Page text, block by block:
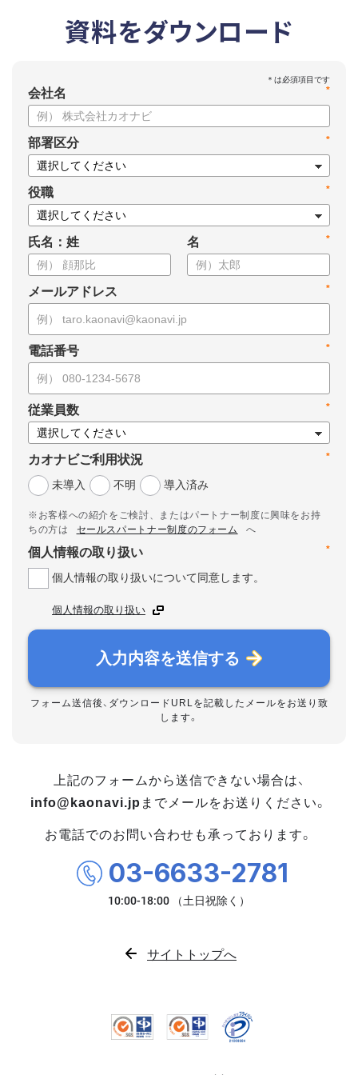
資料をダウンロード
*
会社名
*
部署区分
*
役職
氏名：姓 *
名
*
メールアドレス
*
電話番号
*
従業員数
*
カオナビご利用状況
未導入
不明 導入済み
※お客様への紹介をご検討、またはパートナー制度に興味をお持
ちの方は
セールスパートナー制度のフォーム
へ
*
個人情報の取り扱い
個人情報の取り扱いについて同意します。
個人情報の取り扱い
入力内容を送信する
フォーム送信後、ダウンロードURLを記載したメールをお送り致
します。
上記のフォームから送信できない場合は、
info@kaonavi.jp までメールをお送りください。
お電話でのお問い合わせも承っております。
03-6633-2781
サイトトップへ